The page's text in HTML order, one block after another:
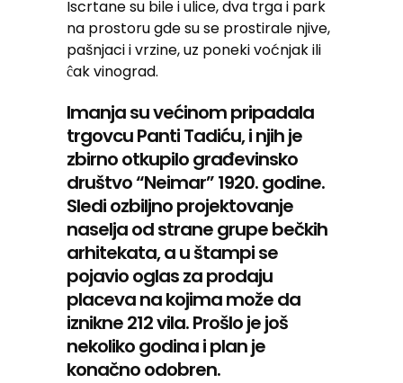
Iscrtane su bile i ulice, dva trga i park
na prostoru gde su se prostirale njive,
pašnjaci i vrzine, uz poneki voćnjak ili
ĉak vinograd.
Imanja su većinom pripadala
trgovcu Panti Tadiću, i njih je
zbirno otkupilo građevinsko
društvo “Neimar” 1920. godine.
Sledi ozbiljno projektovanje
naselja od strane grupe bečkih
arhitekata, a u štampi se
pojavio oglas za prodaju
placeva na kojima može da
iznikne 212 vila. Prošlo je još
nekoliko godina i plan je
konačno odobren.